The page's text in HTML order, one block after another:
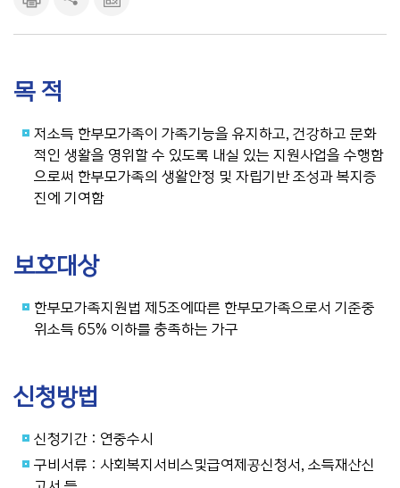
기
기
크 보
목 적
저소득 한부모가족이 가족기능을 유지하고, 건강하고 문화
적인 생활을 영위할 수 있도록 내실 있는 지원사업을 수행함
으로써 한부모가족의 생활안정 및 자립기반 조성과 복지증
진에 기여함
보호대상
한부모가족지원법 제5조에따른 한부모가족으로서 기준중
위소득 65% 이하를 충족하는 가구
신청방법
신청기간 : 연중수시
구비서류 : 사회복지서비스및급여제공신청서, 소득재산신